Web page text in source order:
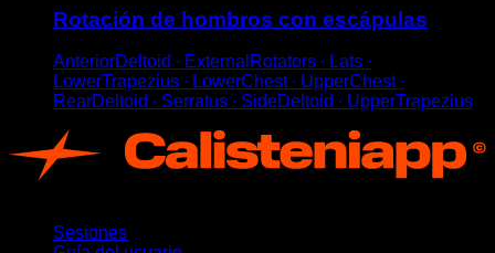
Rotación de hombros con escápulas
AnteriorDeltoid ∙ ExternalRotators ∙ Lats ∙
LowerTrapezius ∙ LowerChest ∙ UpperChest ∙
RearDeltoid ∙ Serratus ∙ SideDeltoid ∙ UpperTrapezius
Sesiones